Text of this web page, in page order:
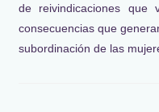
de reivindicaciones
consecuencias que
subordinación de las